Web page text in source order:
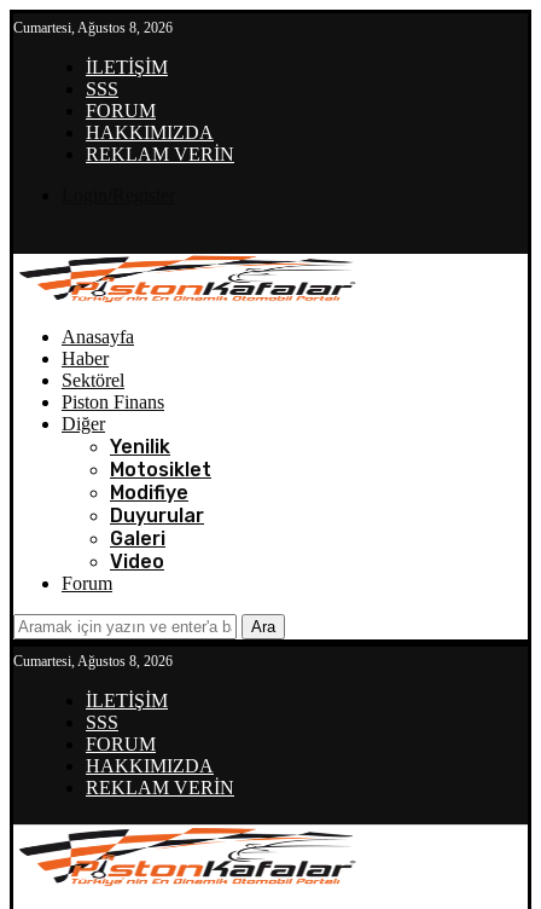
Cumartesi, Ağustos 8, 2026
İLETİŞİM
SSS
FORUM
HAKKIMIZDA
REKLAM VERİN
Anasayfa
Haber
Sektörel
Piston Finans
Diğer
Yenilik
Motosiklet
Modifiye
Duyurular
Galeri
Video
Forum
Ara
Cumartesi, Ağustos 8, 2026
İLETİŞİM
SSS
FORUM
HAKKIMIZDA
REKLAM VERİN